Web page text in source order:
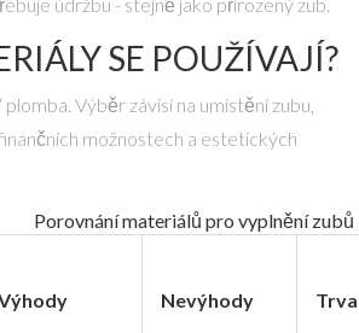
SE POUŽÍVAJÍ?
plomba. Výběr závisí na umístění zubu,
možnostech a estetických
Porovnání materiálů pro vyplnění zubů
Nevýhody